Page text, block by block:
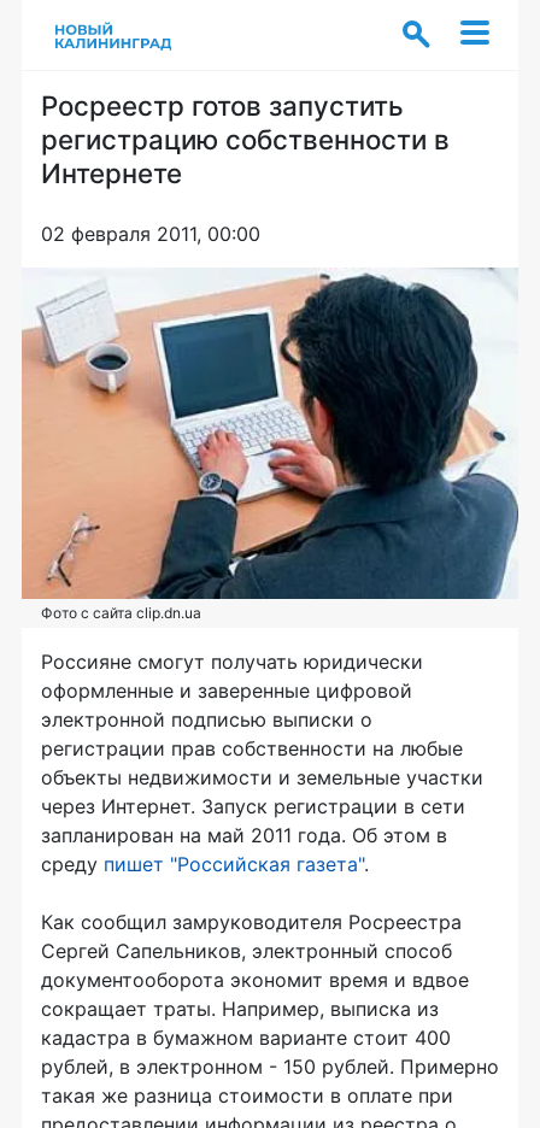
Росреестр готов запустить
регистрацию собственности в
Интернете
02 февраля 2011, 00:00
Фото с сайта clip.dn.ua
Россияне смогут получать юридически
оформленные и заверенные цифровой
электронной подписью выписки о
регистрации прав собственности на любые
объекты недвижимости и земельные участки
через Интернет. Запуск регистрации в сети
запланирован на май 2011 года. Об этом в
среду пишет "Российская газета".
Как сообщил замруководителя Росреестра
Сергей Сапельников, электронный способ
документооборота экономит время и вдвое
сокращает траты. Например, выписка из
кадастра в бумажном варианте стоит 400
рублей, в электронном - 150 рублей. Примерно
такая же разница стоимости в оплате при